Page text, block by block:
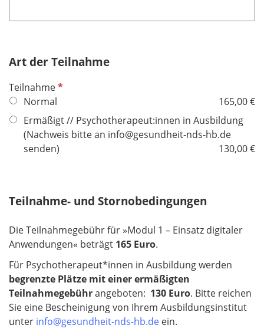
t
l h
f
e
l
d
Art der Teilnahme
TeilnahmeP
f
i
c
h
e
d
Normal
165,00 €
Ermäßigt // Psychotherapeut:innen in Ausbildung
(Nachweis bitte an info@gesundheit-nds-hb.de
senden)
130,00 €
Teilnahme- und Stornobedingungen
Die Teilnahmegebühr für »Modul 1 – Einsatz digitaler
Anwendungen« beträgt 165 Euro.
Für Psychotherapeut*innen in Ausbildung werden
begrenzte Plätze mit einer ermäßigten
Teilnahmegebührangeboten: 130 Euro. Bitte reichen
Sie eine Bescheinigung von Ihrem Ausbildungsinstitut
unter info@gesundheit-nds-hb.de ein.​​​​​​